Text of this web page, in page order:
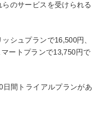
のサービスを受けられる
シュプランで16,500円、
ートプランで13,750円で
間トライアルプランがあ